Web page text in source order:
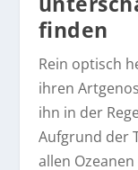
finden
Rein optisch
ihren
ihn in der
Aufgrund der
allen